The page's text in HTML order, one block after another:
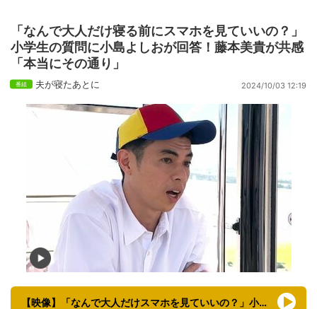
「なんで大人だけ寝る前にスマホを見ていいの？」
小学生の質問に小島よしおが回答！藤本美貴が共感
「本当にその通り」
夫が寝たあとに 2024/10/03 12:19
【映像】「なんで大人だけスマホを見ていいの？」小島よしおの神回答